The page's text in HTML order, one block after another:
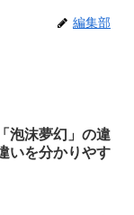
編集部
泡沫夢幻」の違
いを分かりやす